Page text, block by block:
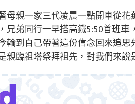
母親一家三代凌晨一點開車從
兄弟同行一早搭高鐵5:50首班
輪到自己帶著這份信念回來追思
親臨祖塔祭拜祖先，對我們來說